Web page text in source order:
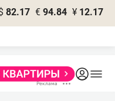
82.17 € 94.84 ¥ 12.17